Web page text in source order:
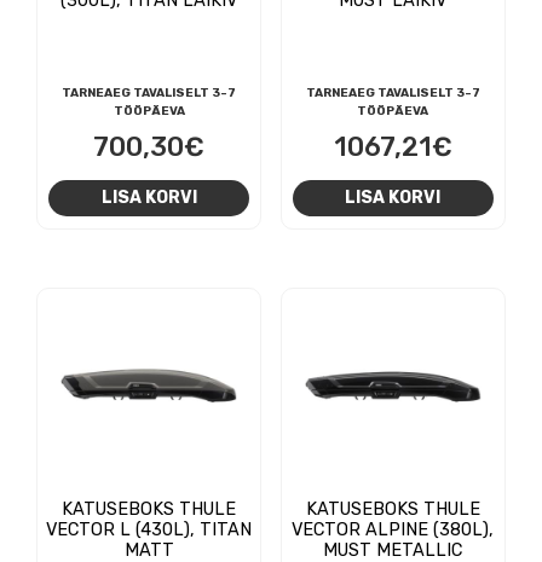
TARNEAEG TAVALISELT 3-7
TÖÖPÄEVA
700,30€
LISA KORVI
TARNEAEG TAVALISELT 3-7
TÖÖPÄEVA
1067,21€
LISA KORVI
KATUSEBOKS THULE
VECTOR L (430L), TITAN
MATT
KATUSEBOKS THULE
VECTOR ALPINE (380L),
MUST METALLIC